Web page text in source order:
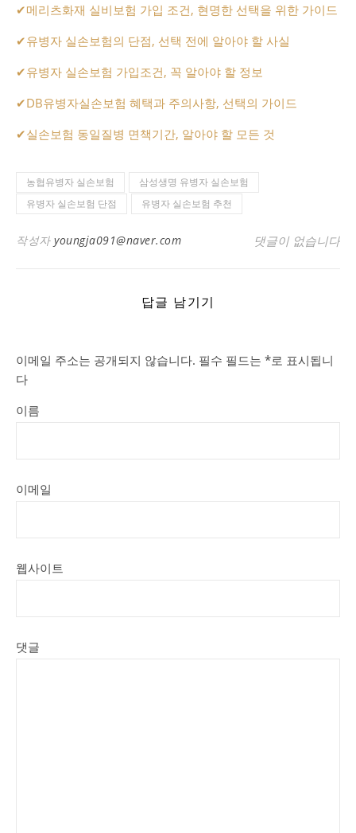
✔메리츠화재 실비보험 가입 조건, 현명한 선택을 위한 가이드
✔유병자 실손보험의 단점, 선택 전에 알아야 할 사실
✔유병자 실손보험 가입조건, 꼭 알아야 할 정보
✔DB유병자실손보험 혜택과 주의사항, 선택의 가이드
✔실손보험 동일질병 면책기간, 알아야 할 모든 것
농협유병자 실손보험
삼성생명 유병자 실손보험
유병자 실손보험 단점
유병자 실손보험 추천
작성자 youngja091@naver.com 댓글이 없습니다
답글 남기기
이메일 주소는 공개되지 않습니다. 필수 필드는 *로 표시됩니
다
이름
이메일
웹사이트
댓글